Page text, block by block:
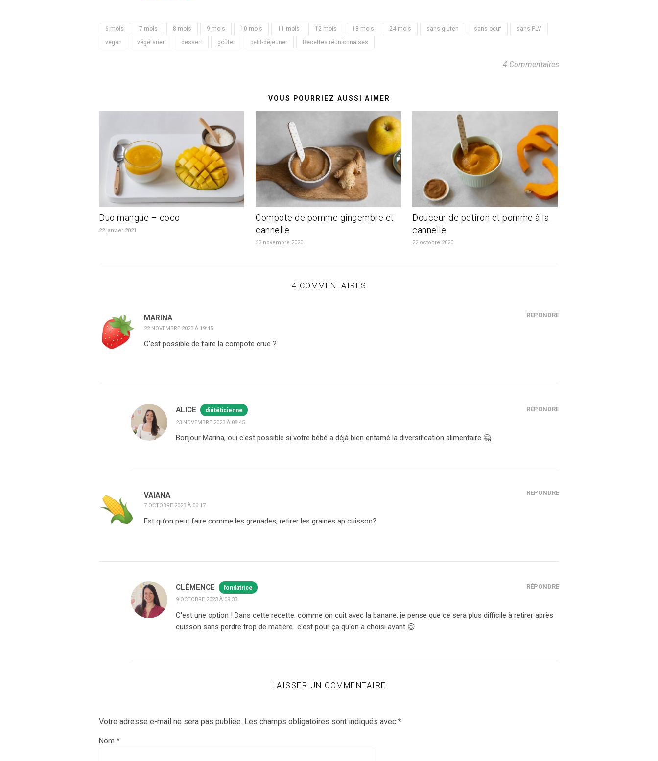
6 mois 7 mois 8 mois 9 mois 10 mois 11 mois 12 mois 18 mois 24 mois sans gluten sans oeuf
sans PLV
vegan
végétarien dessert goûter petit-déjeuner Recettes réunionnaises
4 Commentaires
VOUS POURRIEZ AUSSI AIMER
Duo mangue – coco
22 janvier 2021
Compote de pomme gingembre et
cannelle
23 novembre 2020
Douceur de potiron et pomme à la
cannelle
22 octobre 2020
4 COMMENTAIRES
MARINA
22 NOVEMBRE 2023 À 19:45
RÉPONDRE
C’est possible de faire la compote crue ?
ALICE diététicienne
23 NOVEMBRE 2023 À 08:45
RÉPONDRE
Bonjour Marina, oui c'est possible si votre bébé a déjà bien entamé la diversification alimentaire 🤗
VAIANA
7 OCTOBRE 2023 À 06:17
RÉPONDRE
Est qu’on peut faire comme les grenades, retirer les graines ap cuisson?
CLÉMENCE fondatrice
9 OCTOBRE 2023 À 09:33
RÉPONDRE
C'est une option ! Dans cette recette, comme on cuit avec la banane, je pense que ce sera plus difficile à retirer après
cuisson sans perdre trop de matière…c'est pour ça qu'on a choisi avant 😉
LAISSER UN COMMENTAIRE
Votre adresse e-mail ne sera pas publiée. Les champs obligatoires sont indiqués avec *
Nom *